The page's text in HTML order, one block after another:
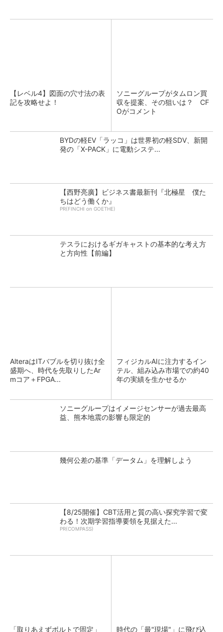
【レベル4】図面の穴寸法の表
記を攻略せよ！
ソニーグループがタムロン買
収を提案、その狙いは？ CF
Oがコメント
BYDの軽EV「ラッコ」は世界初の軽SDV、新開
発の「X-PACK」に電動システ...
【西野亮廣】ビジネス書最新刊『北極星 僕た
ちはどう働くか』
PR(FINCHI on GOETHE)
テスラにおけるギガキャストの基本的な考え方
と方向性【前編】
AlteraはITバブルを切り抜け全
盛期へ、時代を先取りしたAr
mコア＋FPGA...
フィジカルAIに注力するイン
テル、組み込み市場での約40
年の実績を生かせるか
ソニーグループはイメージセンサーが過去最高
益、熊本地震の影響も限定的
幾何公差の基準「データム」を理解しよう
【8/25開催】CBT活用と質の高い探究学習で変
わる！次期学習指導要領を見据えた...
PR(COMPASS)
「取りあえずボルトで固定」 時代の「最"現場"」に飛び込